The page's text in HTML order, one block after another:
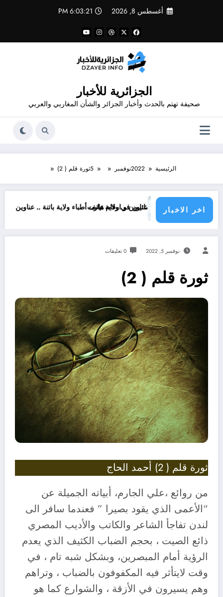
أغسطس 8, 2026 6:03:22 PM
الجزائرية للأخبار
صحيفة تهتم بالحدث وأخبار الجزائر والشأن المغاربي والعربي
الرئيسية 2022نوفمبر 5ثورة قلم ( 2)
اخر الاخبار
الاخصائيين في ولاية تيارت
عناوين و ارقام هاتف أطباء ولاية باتنة .. عناوين وارقام هاتف أطباء
نوفمبر 5, 2022 0 تعليقات
ثورة قلم ( 2)
ثورة قلم ( 2) أحمد الحاج
من روائع ،علي الجارم، أبياته الجميلة عن
“الأعمى الذي يقود بصيرا ” فعندما سافر الى
لندن تفاجأ الشاعر والكاتب والأديب المصري
ذائع الصيت ، بحجم الضباب الكثيف الذي يعدم
الرؤية أمام المبصرين، وبشكل شبه تام ، في
وقت لايتأثر فيه المكفوفون بالضباب ، وتراهم
وهم يسيرون في الأزقة ، والشوارع كما هو